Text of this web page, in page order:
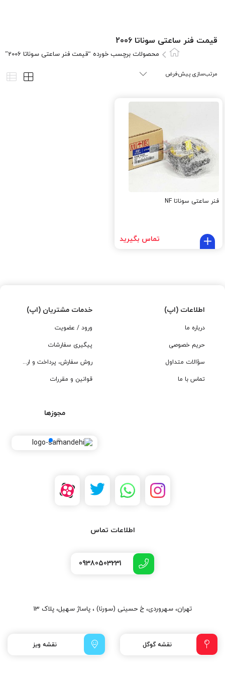
قیمت فنر ساعتی سوناتا 2006
محصولات برچسب خورده “قیمت فنر ساعتی سوناتا 2006”
فنر ساعتی سوناتا NF
تماس بگیرید
اطلاعات (اپ)
درباره ما
حریم خصوصی
سؤالات متداول
تماس با ما
خدمات مشتریان (اپ)
ورود / عضویت
پیگیری سفارشات
روش سفارش، پرداخت و ارسال
قوانین و مقررات
مجوزها
اطلاعات تماس
09380503231
تهران، سهروردی، خ حسینی (سورنا) ، پاساژ سهیل، پلاک 13
نقشه گوگل نقشه ویز